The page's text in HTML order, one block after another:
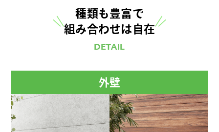
種類も豊富で
組み合わせは自在
DETAIL
外壁